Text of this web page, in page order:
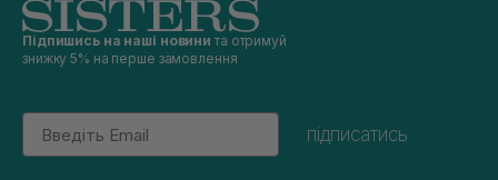
Підпишись на наші новини та отримуй
знижку 5% на перше замовлення
Email
підписатись